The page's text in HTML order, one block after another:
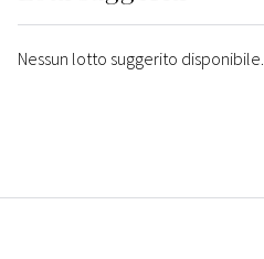
Nessun lotto suggerito disponibile.